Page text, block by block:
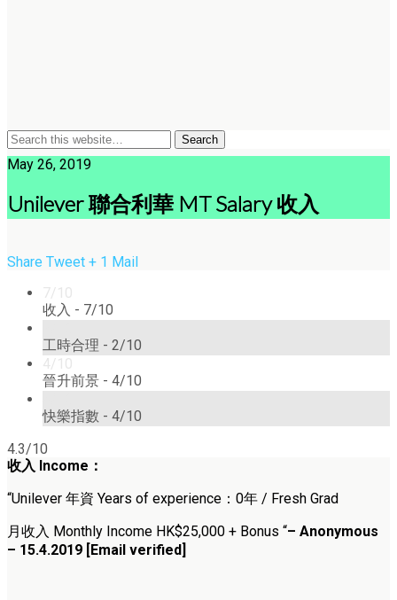
May 26, 2019
Unilever 聯合利華 MT Salary 收入
Share Tweet + 1 Mail
7/10
收入 - 7/10
工時合理 - 2/10
4/10
晉升前景 - 4/10
快樂指數 - 4/10
4.3/10
收入 Income：
“Unilever 年資 Years of experience：0年 / Fresh Grad
月收入 Monthly Income HK$25,000 + Bonus “– Anonymous
– 15.4.2019 [Email verified]